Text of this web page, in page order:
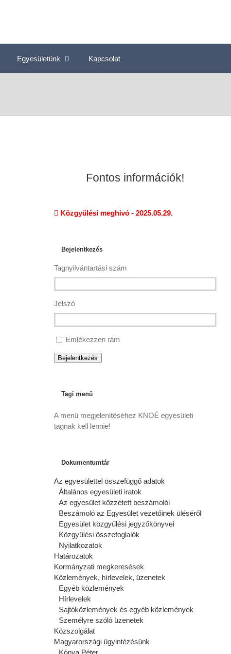
Egyesületünk Kapcsolat
Fontos információk!
Közgyűlési meghívó - 2025.05.29.
Bejelentkezés
Tagnyilvántartási szám
Jelszó
Emlékezzen rám
Bejelentkezés
Tagi menü
A menü megjelenítéséhez KNOÉ egyesületi
tagnak kell lennie!
Dokumentumtár
Az egyesülettel összefüggő adatok
Általános egyesületi iratok
Az egyesület közzétett beszámolói
Beszámoló az Egyesület vezetőinek üléséről
Egyesület közgyűlési jegyzőkönyvei
Közgyűlési összefoglalók
Nyilatkozatok
Határozatok
Kormányzati megkeresések
Közlemények, hírlevelek, üzenetek
Egyéb közlemények
Hírlevelek
Sajtóközlemények és egyéb közlemények
Személyre szóló üzenetek
Közszolgálat
Magyarországi ügyintézésünk
Kónya Péter